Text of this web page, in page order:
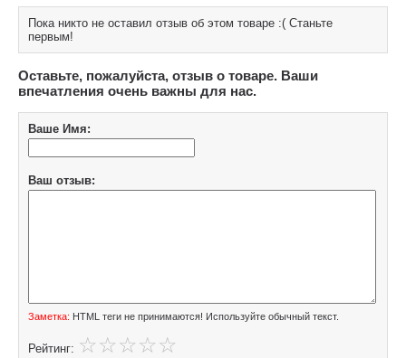
Пока никто не оставил отзыв об этом товаре :( Станьте
первым!
Оставьте, пожалуйста, отзыв о товаре. Ваши
впечатления очень важны для нас.
Ваше Имя:
Ваш отзыв:
Заметка: HTML теги не принимаются! Используйте обычный текст.
Рейтинг: